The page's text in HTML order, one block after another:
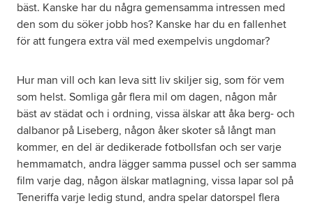
bäst. Kanske har du några gemensamma intressen med
den som du söker jobb hos? Kanske har du en fallenhet
för att fungera extra väl med exempelvis ungdomar?
Hur man vill och kan leva sitt liv skiljer sig, som för vem
som helst. Somliga går flera mil om dagen, någon mår
bäst av städat och i ordning, vissa älskar att åka berg- och
dalbanor på Liseberg, någon åker skoter så långt man
kommer, en del är dedikerade fotbollsfan och ser varje
hemmamatch, andra lägger samma pussel och ser samma
film varje dag, någon älskar matlagning, vissa lapar sol på
Teneriffa varje ledig stund, andra spelar datorspel flera